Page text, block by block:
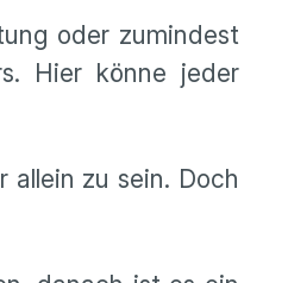
oder zumindest
Hier könne jeder
zu sein. Doch